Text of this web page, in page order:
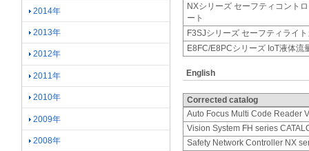
NXシリーズ セーフティコント
ート
F3SJシリーズ セーフティライ
E8FC/E8PCシリーズ IoT液体流
English
Corrected catalog
Auto Focus Multi Code Reader
Vision System FH series
Safety Network Controller NX
2014年
2013年
2012年
2011年
2010年
2009年
2008年